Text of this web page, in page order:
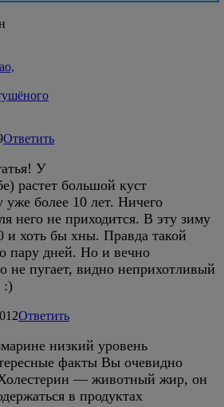
Ответить
У
растет большой куст
уже более 10 лет. Ничего
него не приходится. В эту зиму
и хоть бы хны. Правда такой
пару дней. Но и вечно
не пугает, видно неприхотливый
:)
Ответить
низкий уровень
факты Вы очевидно
— животный жир, он
в продуктах